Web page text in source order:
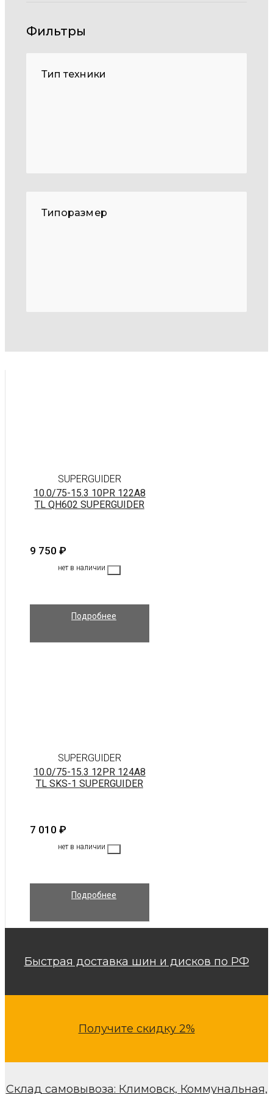
Фильтры
Тип техники
Типоразмер
SUPERGUIDER
10.0/75-15.3 10PR 122A8
TL QH602 SUPERGUIDER
9 750 ₽
нет в наличии
Подробнее
SUPERGUIDER
10.0/75-15.3 12PR 124A8
TL SKS-1 SUPERGUIDER
7 010 ₽
нет в наличии
Подробнее
Быстрая доставка шин и дисков по РФ
Получите скидку 2%
Склад самовывоза: Климовск, Коммунальная,